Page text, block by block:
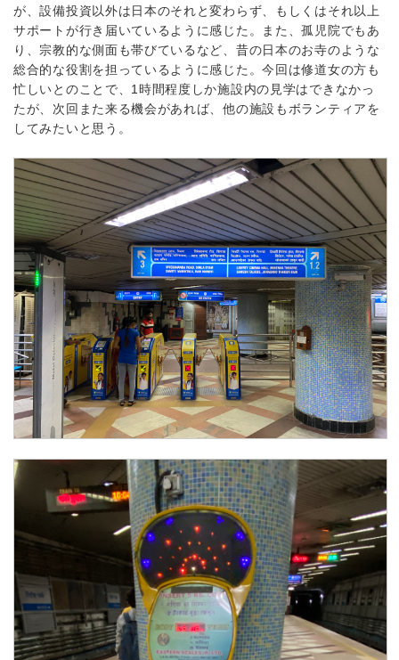
が、設備投資以外は日本のそれと変わらず、もしくはそれ以上
サポートが行き届いているように感じた。また、孤児院でもあ
り、宗教的な側面も帯びているなど、昔の日本のお寺のような
総合的な役割を担っているように感じた。今回は修道女の方も
忙しいとのことで、1時間程度しか施設内の見学はできなかっ
たが、次回また来る機会があれば、他の施設もボランティアを
してみたいと思う。